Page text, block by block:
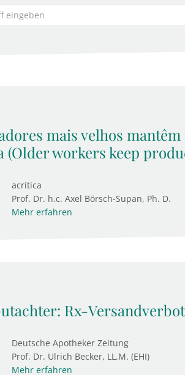
mais velhos
(Older workers keep
acritica
Prof. Dr. h.c. Axel Börsch-Supan, Ph. D.
Mehr erfahren
Rx-
Deutsche Apotheker Zeitung
Prof. Dr. Ulrich Becker, LL.M. (EHI)
Mehr erfahren